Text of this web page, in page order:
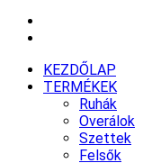
KEZDŐLAP
TERMÉKEK
Ruhák
Overálok
Szettek
Felsők